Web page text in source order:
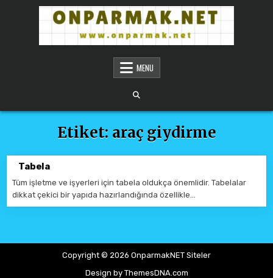
Skip to content
ONPARMAKNET SITELERMENU
Etiket: araç giydirme
Tabela
Tüm işletme ve işyerleri için tabela oldukça önemlidir. Tabelalar
dikkat çekici bir yapıda hazırlandığında özellikle…
Copyright © 2026 OnparmakNET Siteler
Design by ThemesDNA.com